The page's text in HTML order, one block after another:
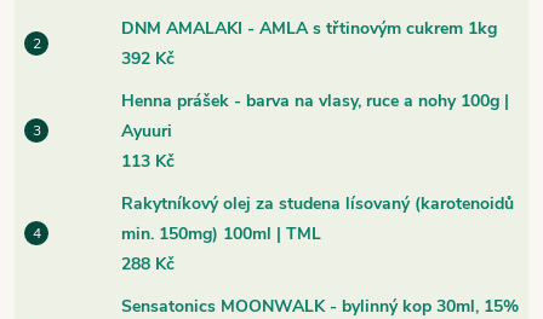
DNM AMALAKI - AMLA s třtinovým cukrem 1kg
392 Kč
Henna prášek - barva na vlasy, ruce a nohy 100g |
Ayuuri
113 Kč
Rakytníkový olej za studena lísovaný (karotenoidů
min. 150mg) 100ml | TML
288 Kč
Sensatonics MOONWALK - bylinný kop 30ml, 15%